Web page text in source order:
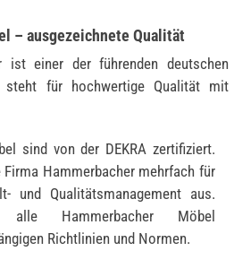
– ausgezeichnete Qualität
ist einer der führenden deutschen
steht für hochwertige Qualität mit
sind von der DEKRA zertifiziert.
Firma Hammerbacher mehrfach für
und Qualitätsmanagement aus.
alle Hammerbacher Möbel
Richtlinien und Normen.